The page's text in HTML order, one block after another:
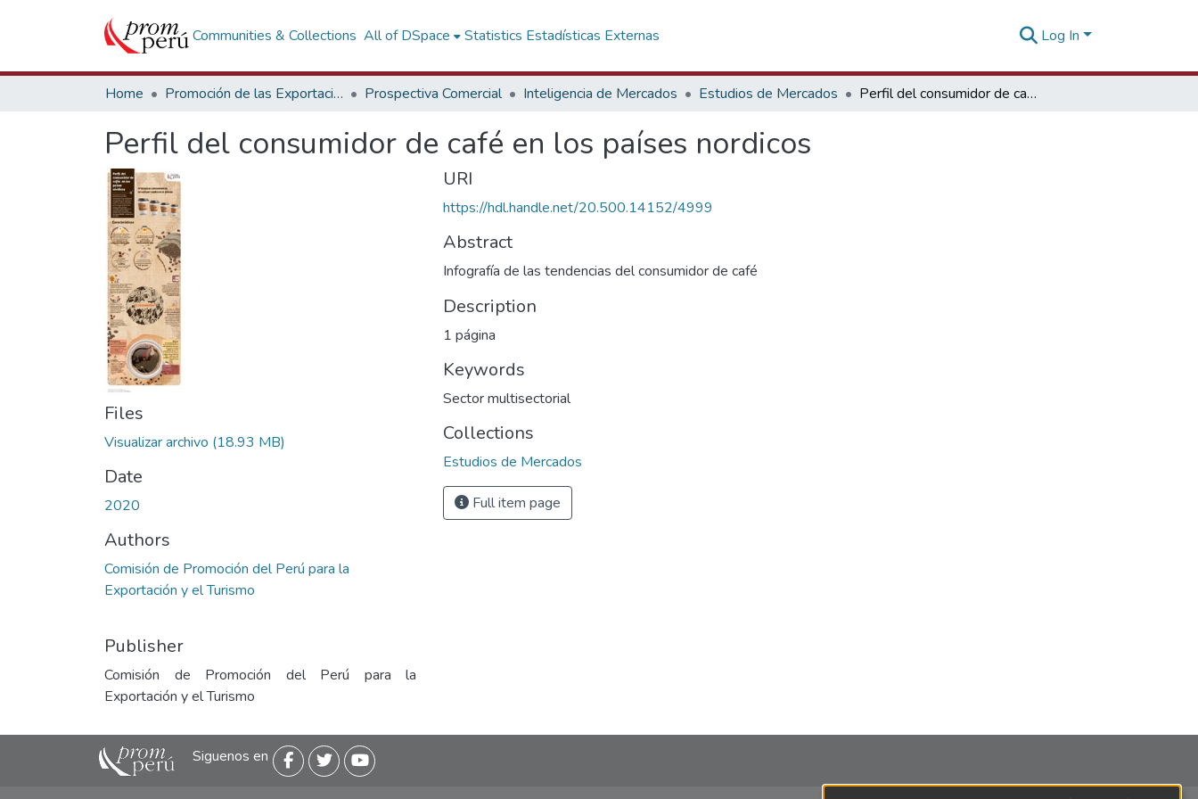
Communities & Collections All of DSpace Statistics Estadísticas Externas Log In
Home Promoción de las Exportaciones Prospectiva Comercial Inteligencia de Mercados Estudios de Mercados Perfil del consumidor de café en los países nordicos
Perfil del consumidor de café en los países nordicos
Files
Visualizar archivo (18.93 MB)
Date
2020
Authors
Comisión de Promoción del Perú para la
Exportación y el Turismo
Publisher
Comisión de Promoción del Perú para la
Exportación y el Turismo
URI
https://hdl.handle.net/20.500.14152/4999
Abstract
Infografía de las tendencias del consumidor de café
Description
1 página
Keywords
Sector multisectorial
Collections
Estudios de Mercados
Full item page
Siguenos en